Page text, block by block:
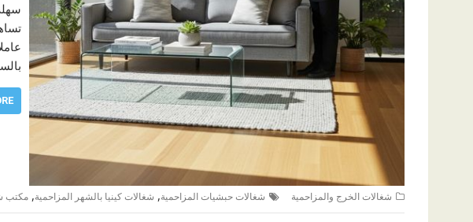
شغالات الخرج والمزاحمية شغالات حبشيات المزاحمية, شغالات كينيا بالشهر المزاحمية, مكتب